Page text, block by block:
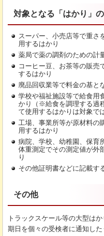
対象となる「はかり」
スーパー、小売店等で重さ
用するはかり
薬局で薬の調剤のための計
コーヒー豆、お茶等の販売
するはかり
廃品回収業等で料金の基と
学校や福祉施設等で給食用
かり（※給食を調理する過
て使用するはかりは対象で
工場、事業所等が原材料の
用するはかり
病院、学校、幼稚園、保育
体重測定でその測定値が外
り
その他証明書などに記載す
その他
トラックスケール等の大型は
期日を個々の受検者に通知した